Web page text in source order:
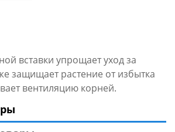
вставки упрощает уход за
защищает растение от избытка
вентиляцию корней.